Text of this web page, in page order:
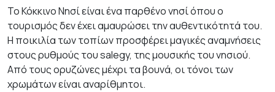
Το Κόκκινο Νησί είναι ένα παρθένο νησί όπου ο
τουρισμός δεν έχει αμαυρώσει την αυθεντικότητά του.
Η ποικιλία των τοπίων προσφέρει μαγικές αναμνήσεις
στους ρυθμούς του salegy, της μουσικής του νησιού.
Από τους ορυζώνες μέχρι τα βουνά, οι τόνοι των
χρωμάτων είναι αναρίθμητοι.